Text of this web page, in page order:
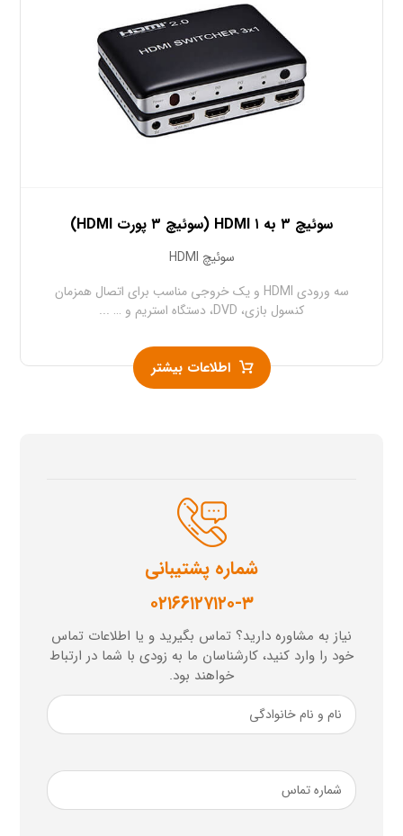
سوئیچ ۳ به ۱ HDMI (سوئیچ ۳ پورت HDMI)
سوئیچ HDMI
سه ورودی HDMI و یک خروجی مناسب برای اتصال همزمان
کنسول بازی، DVD، دستگاه استریم و … ...
اطلاعات بیشتر
شماره پشتیبانی
۰۲۱۶۶۱۲۷۱۲۰-۳
نیاز به مشاوره دارید؟ تماس بگیرید و یا اطلاعات تماس
خود را وارد کنید، کارشناسان ما به زودی با شما در ارتباط
خواهند بود.